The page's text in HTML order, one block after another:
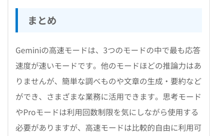
まとめ
Geminiの高速モードは、3つのモードの中で最も応答
速度が速いモードです。他のモードほどの推論力はあ
りませんが、簡単な調べものや文章の生成・要約など
ができ、さまざまな業務に活用できます。思考モード
やProモードは利用回数制限を気にしながら使用する
必要がありますが、高速モードは比較的自由に利用可